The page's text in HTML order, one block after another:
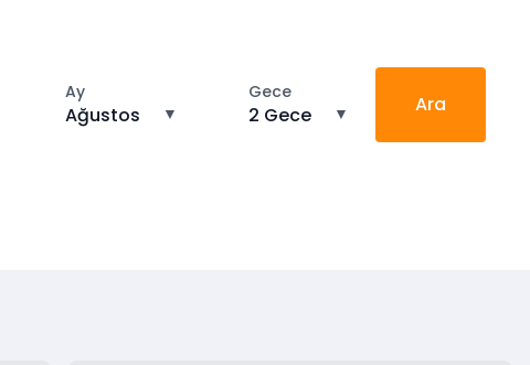
Ay
Ağustos ▼
Gece
2 Gece ▼ Ara